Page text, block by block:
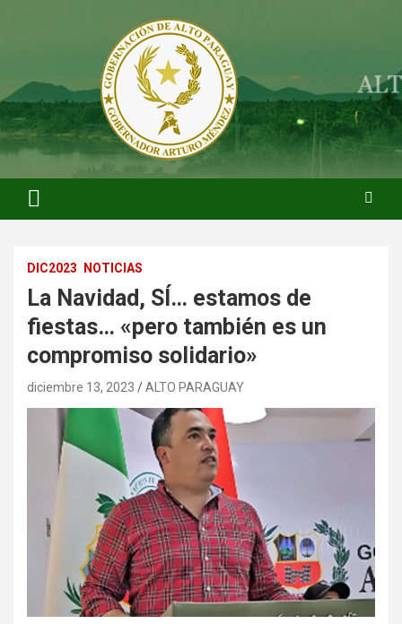
ARTUROMENDEZ.ORG
ARTURO MENDEZ GOBERNADOR 2023
DIC2023 NOTICIAS
La Navidad, SÍ… estamos de
fiestas… «pero también es un
compromiso solidario»
diciembre 13, 2023 ALTO PARAGUAY